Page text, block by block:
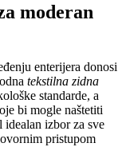
moderan
enterijera donosi
tekstilna zidna
standarde, a
bi mogle naštetiti
izbor za sve
pristupom